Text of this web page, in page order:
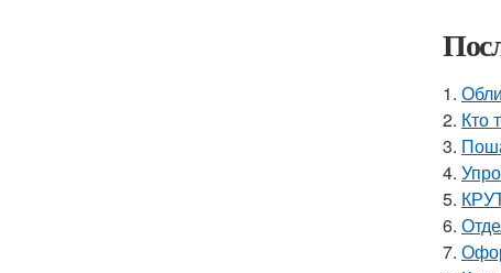
1.
2. Кто
3.
4.
5.
6.
7.